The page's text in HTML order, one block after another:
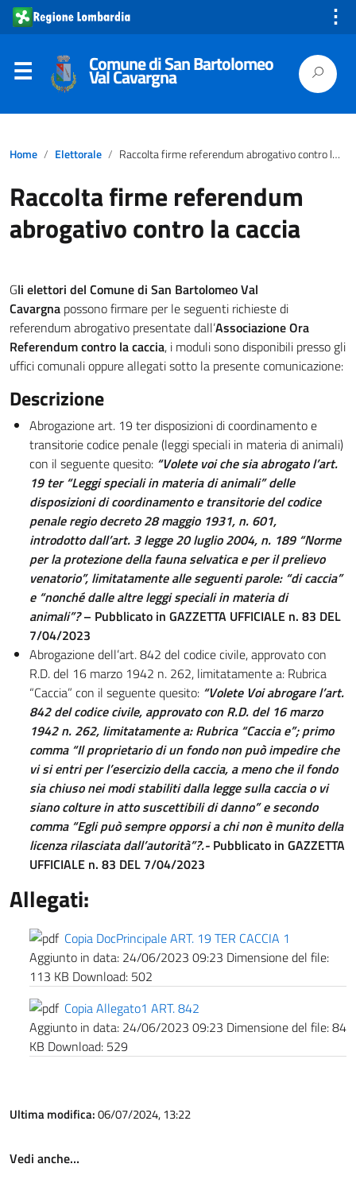
⋮
Comune di San Bartolomeo
Val Cavargna
Home Elettorale Raccolta firme referendum abrogativo contro la caccia
Raccolta firme referendum
abrogativo contro la caccia
Gli elettori del Comune di San Bartolomeo Val
Cavargna possono firmare per le seguenti richieste di
referendum abrogativo presentate dall’Associazione Ora
Referendum contro la caccia, i moduli sono disponibili presso gli
uffici comunali oppure allegati sotto la presente comunicazione:
Descrizione
Abrogazione art. 19 ter disposizioni di coordinamento e
transitorie codice penale (leggi speciali in materia di animali)
con il seguente quesito: “Volete voi che sia abrogato l’art.
19 ter “Leggi speciali in materia di animali” delle
disposizioni di coordinamento e transitorie del codice
penale regio decreto 28 maggio 1931, n. 601,
introdotto dall’art. 3 legge 20 luglio 2004, n. 189 “Norme
per la protezione della fauna selvatica e per il prelievo
venatorio”, limitatamente alle seguenti parole: “di caccia”
e “nonché dalle altre leggi speciali in materia di
animali”?– Pubblicato in GAZZETTA UFFICIALE n. 83 DEL
7/04/2023
Abrogazione dell’art. 842 del codice civile, approvato con
R.D. del 16 marzo 1942 n. 262, limitatamente a: Rubrica
“Caccia” con il seguente quesito: “Volete Voi abrogare l’art.
842 del codice civile, approvato con R.D. del 16 marzo
1942 n. 262, limitatamente a: Rubrica “Caccia e”; primo
comma “Il proprietario di un fondo non può impedire che
vi si entri per l’esercizio della caccia, a meno che il fondo
sia chiuso nei modi stabiliti dalla legge sulla caccia o vi
siano colture in atto suscettibili di danno” e secondo
comma “Egli può sempre opporsi a chi non è munito della
licenza rilasciata dall’autorità”?.- Pubblicato in GAZZETTA
UFFICIALE n. 83 DEL 7/04/2023
Allegati:
Copia DocPrincipale ART. 19 TER CACCIA 1
Aggiunto in data: 24/06/2023 09:23 Dimensione del file:
113 KB Download: 502
Copia Allegato1 ART. 842
Aggiunto in data: 24/06/2023 09:23 Dimensione del file:84
KB Download: 529
Ultima modifica:06/07/2024, 13:22
Vedi anche…